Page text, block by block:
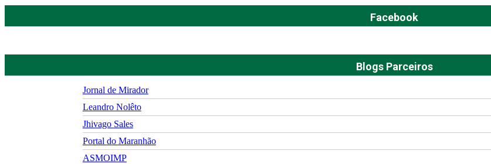
Facebook
Blogs Parceiros
Jornal de Mirador
Leandro Nolêto
Jhivago Sales
Portal do Maranhão
ASMOIMP